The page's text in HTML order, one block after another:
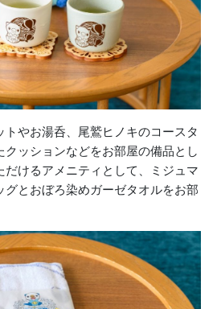
トやお湯呑、尾鷲ヒノキのコースタ
クッションなどをお部屋の備品とし
だけるアメニティとして、ミジュマ
グとおぼろ染めガーゼタオルをお部